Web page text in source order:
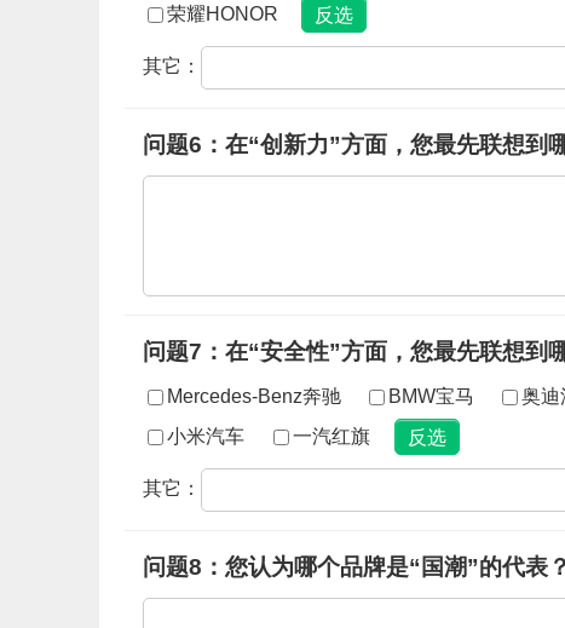
荣耀HONOR
其它：
问题6：在“创新力”方面，您最先联想到
问题7：在“安全性”方面，您最先联想到
Mercedes-Benz奔驰 BMW宝马 奥迪
小米汽车
一汽红旗
其它：
问题8：您认为哪个品牌是“国潮”的代表？